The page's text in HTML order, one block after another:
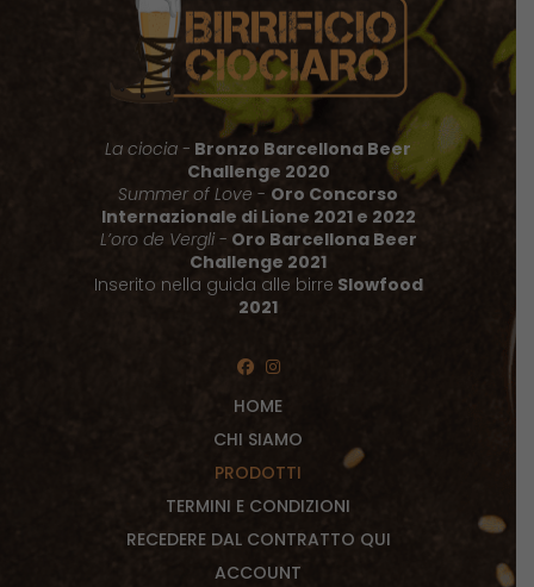
La ciocia - Bronzo Barcellona Beer
Challenge 2020
Summer of Love - Oro Concorso
Internazionale di Lione 2021 e 2022
L’oro de Vergli - Oro Barcellona Beer
Challenge 2021
Inserito nella guida alle birre Slowfood
2021
HOME
CHI SIAMO
PRODOTTI
TERMINI E CONDIZIONI
RECEDERE DAL CONTRATTO QUI
ACCOUNT